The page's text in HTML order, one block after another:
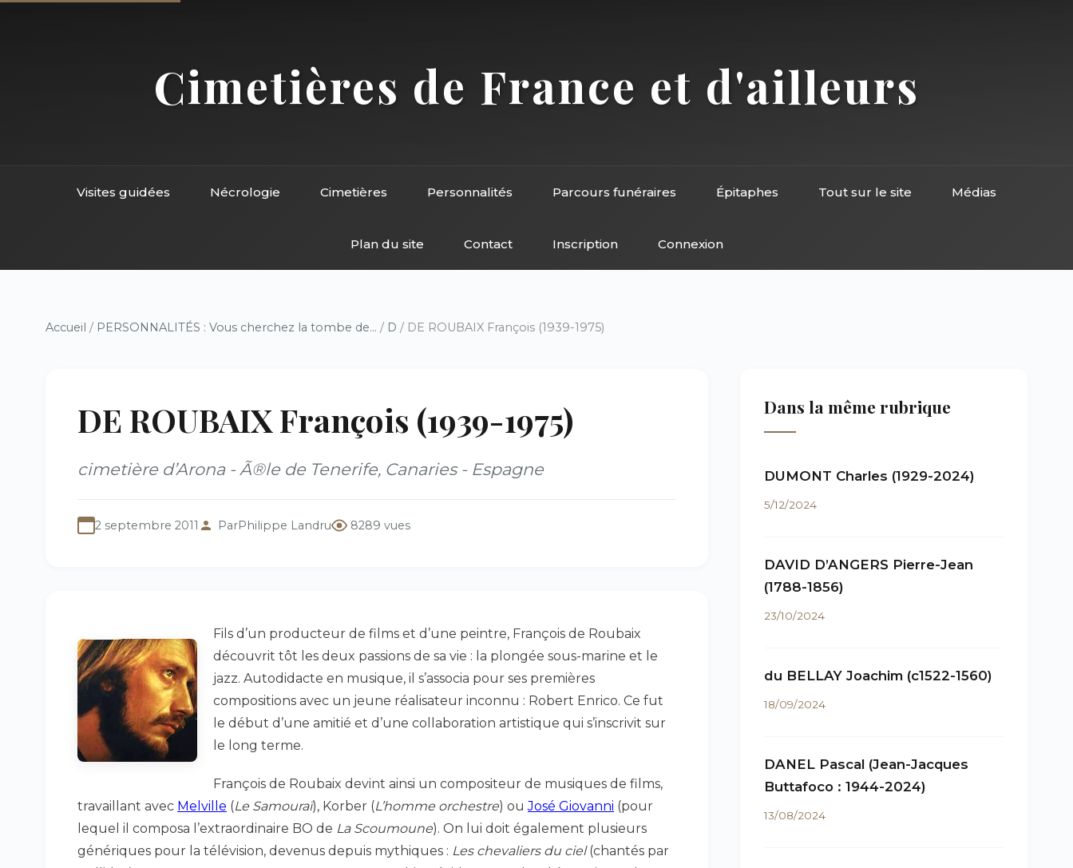
Cimetières de France et d'ailleurs
Visites guidées Nécrologie Cimetières Personnalités Parcours funéraires Épitaphes Tout sur le site Médias
Plan du site Contact Inscription Connexion
Accueil / PERSONNALITÉS : Vous cherchez la tombe de... / D / DE ROUBAIX François (1939-1975)
DE ROUBAIX François (1939-1975)
cimetière d’Arona - Ã®le de Tenerife, Canaries - Espagne
2 septembre 2011 ParPhilippe Landru 8289 vues
Fils d’un producteur de films et d’une peintre, François de Roubaix
découvrit tôt les deux passions de sa vie : la plongée sous-marine et le
jazz. Autodidacte en musique, il s’associa pour ses premières
compositions avec un jeune réalisateur inconnu : Robert Enrico. Ce fut
le début d’une amitié et d’une collaboration artistique qui s’inscrivit sur
le long terme.
François de Roubaix devint ainsi un compositeur de musiques de films,
travaillant avec Melville (Le Samouraï), Korber (L’homme orchestre) ouJosé Giovanni (pour
lequel il composa l’extraordinaire BO de La Scoumoune). On lui doit également plusieurs
génériques pour la télévision, devenus depuis mythiques : Les chevaliers du ciel(chantés par
Dans la même rubrique
DUMONT Charles (1929-2024)
5/12/2024
DAVID D’ANGERS Pierre-Jean
(1788-1856)
23/10/2024
du BELLAY Joachim (c1522-1560)
18/09/2024
DANEL Pascal (Jean-Jacques
Buttafoco : 1944-2024)
13/08/2024